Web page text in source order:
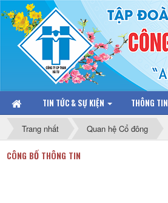
TIN TỨC & SỰ KIỆN THÔNG TIN
Trang nhất Quan hệ Cổ đông
CÔNG BỐ THÔNG TIN